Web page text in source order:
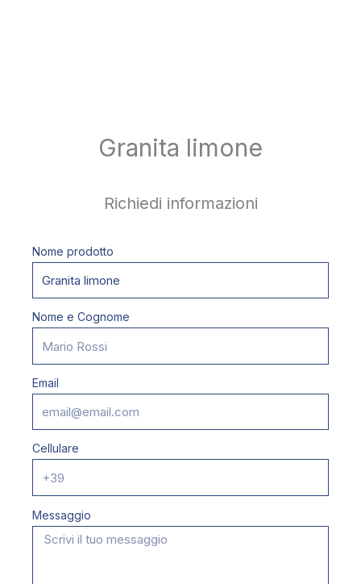
Granita limone
Richiedi informazioni
Nome prodotto
Nome e Cognome
Email
Cellulare
Messaggio